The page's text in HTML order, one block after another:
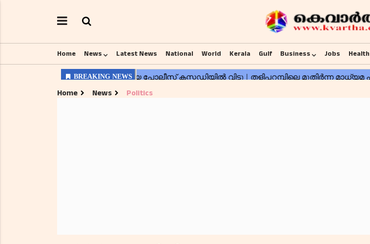
Home News Latest News National World Kerala Gulf Business Jobs Health
Home News Politics